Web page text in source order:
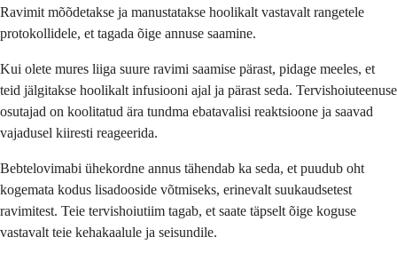
Ravimit mõõdetakse ja manustatakse hoolikalt vastavalt rangetele
protokollidele, et tagada õige annuse saamine.
Kui olete mures liiga suure ravimi saamise pärast, pidage meeles, et
teid jälgitakse hoolikalt infusiooni ajal ja pärast seda. Tervishoiuteenuse
osutajad on koolitatud ära tundma ebatavalisi reaktsioone ja saavad
vajadusel kiiresti reageerida.
Bebtelovimabi ühekordne annus tähendab ka seda, et puudub oht
kogemata kodus lisadooside võtmiseks, erinevalt suukaudsetest
ravimitest. Teie tervishoiutiim tagab, et saate täpselt õige koguse
vastavalt teie kehakaalule ja seisundile.